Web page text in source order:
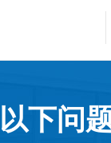
下问